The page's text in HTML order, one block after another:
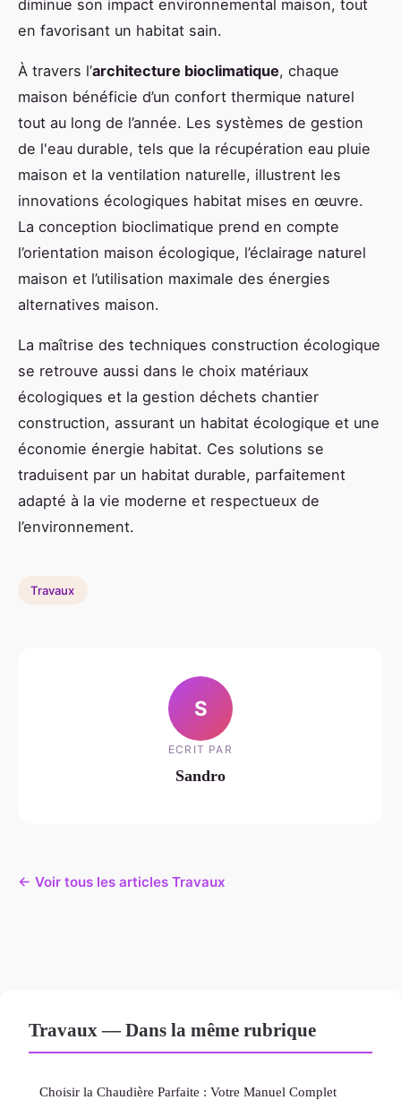
diminue son impact environnemental maison, tout
en favorisant un habitat sain.
À travers l’architecture bioclimatique, chaque
maison bénéficie d’un confort thermique naturel
tout au long de l’année. Les systèmes de gestion
de l'eau durable, tels que la récupération eau pluie
maison et la ventilation naturelle, illustrent les
innovations écologiques habitat mises en œuvre.
La conception bioclimatique prend en compte
l’orientation maison écologique, l’éclairage naturel
maison et l’utilisation maximale des énergies
alternatives maison.
La maîtrise des techniques construction écologique
se retrouve aussi dans le choix matériaux
écologiques et la gestion déchets chantier
construction, assurant un habitat écologique et une
économie énergie habitat. Ces solutions se
traduisent par un habitat durable, parfaitement
adapté à la vie moderne et respectueux de
l’environnement.
Travaux
S
ECRIT PAR
Sandro
← Voir tous les articles Travaux
Travaux — Dans la même rubrique
Choisir la Chaudière Parfaite : Votre Manuel Complet